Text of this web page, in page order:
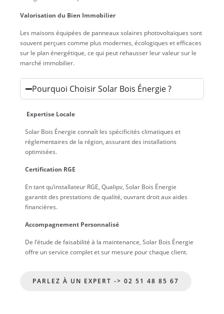
Valorisation du Bien Immobilier
Les maisons équipées de panneaux solaires photovoltaïques sont
souvent perçues comme plus modernes, écologiques et efficaces
sur le plan énergétique, ce qui peut rehausser leur valeur sur le
marché immobilier.
Pourquoi Choisir Solar Bois Énergie ?
Expertise Locale
Solar Bois Énergie connaît les spécificités climatiques et
réglementaires de la région, assurant des installations
optimisées.
Certification RGE
En tant qu’installateur RGE, Qualipv, Solar Bois Énergie
garantit des prestations de qualité, ouvrant droit aux aides
financières.
Accompagnement Personnalisé
De l’étude de faisabilité à la maintenance, Solar Bois Énergie
offre un service complet et sur mesure pour chaque client.
PARLEZ À UN EXPERT -> 02 51 48 85 67